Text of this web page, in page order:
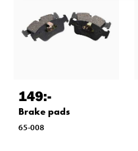
149:-
Brake pads
65-008